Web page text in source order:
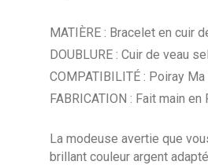
MATIÈRE : Bracelet en cuir
DOUBLURE : Cuir de veau
COMPATIBILITÉ : Poiray
FABRICATION : Fait main en
La modeuse avertie que
brillant couleur argent